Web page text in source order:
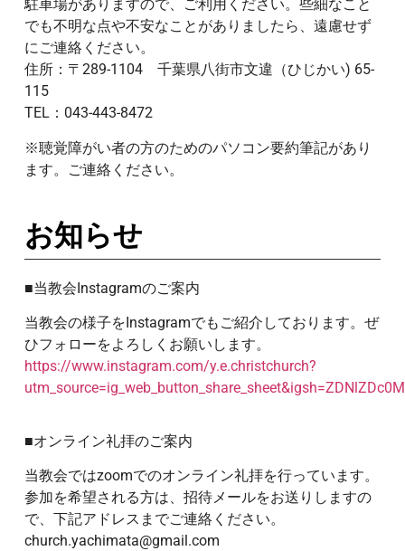
駐車場がありますので、ご利用ください。些細なこと
でも不明な点や不安なことがありましたら、遠慮せず
にご連絡ください。
住所：〒289-1104 千葉県八街市文違（ひじかい) 65-
115
TEL：043-443-8472
※聴覚障がい者の方のためのパソコン要約筆記があり
ます。ご連絡ください。
お知らせ
■当教会Instagramのご案内
当教会の様子をInstagramでもご紹介しております。ぜ
ひフォローをよろしくお願いします。
https://www.instagram.com/y.e.christchurch?
■オンライン礼拝のご案内
当教会ではzoomでのオンライン礼拝を行っています。
参加を希望される方は、招待メールをお送りしますの
で、下記アドレスまでご連絡ください。
church.yachimata@gmail.com